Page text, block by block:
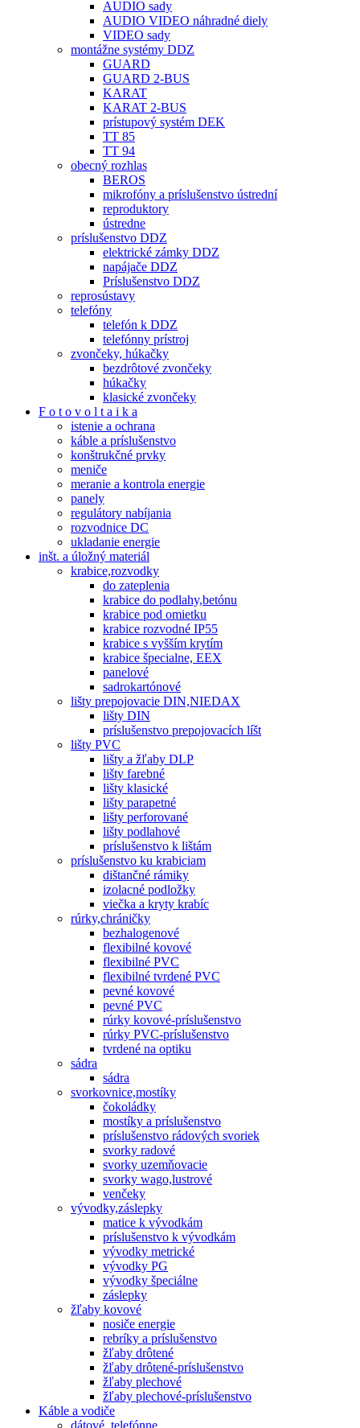
AUDIO sady
AUDIO VIDEO náhradné diely
VIDEO sady
montážne systémy DDZ
GUARD
GUARD 2-BUS
KARAT
KARAT 2-BUS
prístupový systém DEK
TT 85
TT 94
obecný rozhlas
BEROS
mikrofóny a príslušenstvo ústrední
reproduktory
ústredne
príslušenstvo DDZ
elektrické zámky DDZ
napájače DDZ
Príslušenstvo DDZ
reprosústavy
telefóny
telefón k DDZ
telefónny prístroj
zvončeky, húkačky
bezdrôtové zvončeky
húkačky
klasické zvončeky
F o t o v o l t a i k a
istenie a ochrana
káble a príslušenstvo
konštrukčné prvky
meniče
meranie a kontrola energie
panely
regulátory nabíjania
rozvodnice DC
ukladanie energie
inšt. a úložný materiál
krabice,rozvodky
do zateplenia
krabice do podlahy,betónu
krabice pod omietku
krabice rozvodné IP55
krabice s vyšším krytím
krabice špecialne, EEX
panelové
sadrokartónové
lišty prepojovacie DIN,NIEDAX
lišty DIN
príslušenstvo prepojovacích líšt
lišty PVC
lišty a žľaby DLP
lišty farebné
lišty klasické
lišty parapetné
lišty perforované
lišty podlahové
príslušenstvo k lištám
príslušenstvo ku krabiciam
dištančné rámiky
izolacné podložky
viečka a kryty krabíc
rúrky,chráničky
bezhalogenové
flexibilné kovové
flexibilné PVC
flexibilné tvrdené PVC
pevné kovové
pevné PVC
rúrky kovové-príslušenstvo
rúrky PVC-príslušenstvo
tvrdené na optiku
sádra
sádra
svorkovnice,mostíky
čokoládky
mostíky a príslušenstvo
príslušenstvo rádových svoriek
svorky radové
svorky uzemňovacie
svorky wago,lustrové
venčeky
vývodky,záslepky
matice k vývodkám
príslušenstvo k vývodkám
vývodky metrické
vývodky PG
vývodky špeciálne
záslepky
žľaby kovové
nosiče energie
rebríky a príslušenstvo
žľaby drôtené
žľaby drôtené-príslušenstvo
žľaby plechové
žľaby plechové-príslušenstvo
Káble a vodiče
dátové, telefónne